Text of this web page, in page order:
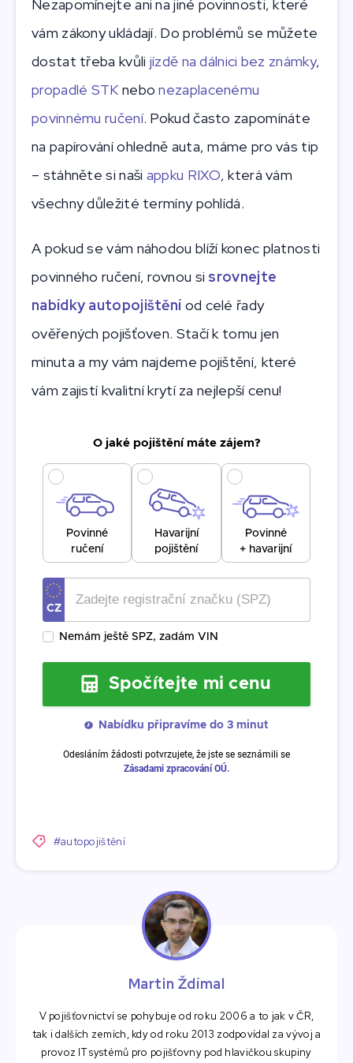
Nezapomínejte ani na jiné povinnosti, které
vám zákony ukládají. Do problémů se můžete
dostat třeba kvůli jízdě na dálnici bez známky,
propadlé STKnebonezaplacenému
povinnému ručení. Pokud často zapomínáte
na papírování ohledně auta, máme pro vás tip
– stáhněte si naši appku RIXO, která vám
všechny důležité termíny pohlídá.
A pokud se vám náhodou blíží konec platnosti
povinného ručení, rovnou si srovnejte
nabídky autopojištěníod celé řady
ověřených pojišťoven. Stačí k tomu jen
minuta a my vám najdeme pojištění, které
vám zajistí kvalitní krytí za nejlepší cenu!
#autopojištění
Martin Ždímal
V pojišťovnictví se pohybuje od roku 2006 a to jak v ČR,
tak i dalších zemích, kdy od roku 2013 zodpovídal za vývoj a
provoz IT systémů pro pojišťovny pod hlavičkou skupiny